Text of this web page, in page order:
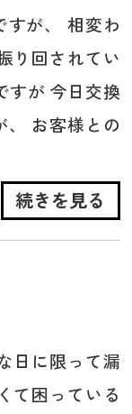
すが、 相変わ
り回されてい
すが 今日交換
、 お客様との
続きを見る
日に限って漏
て困っている